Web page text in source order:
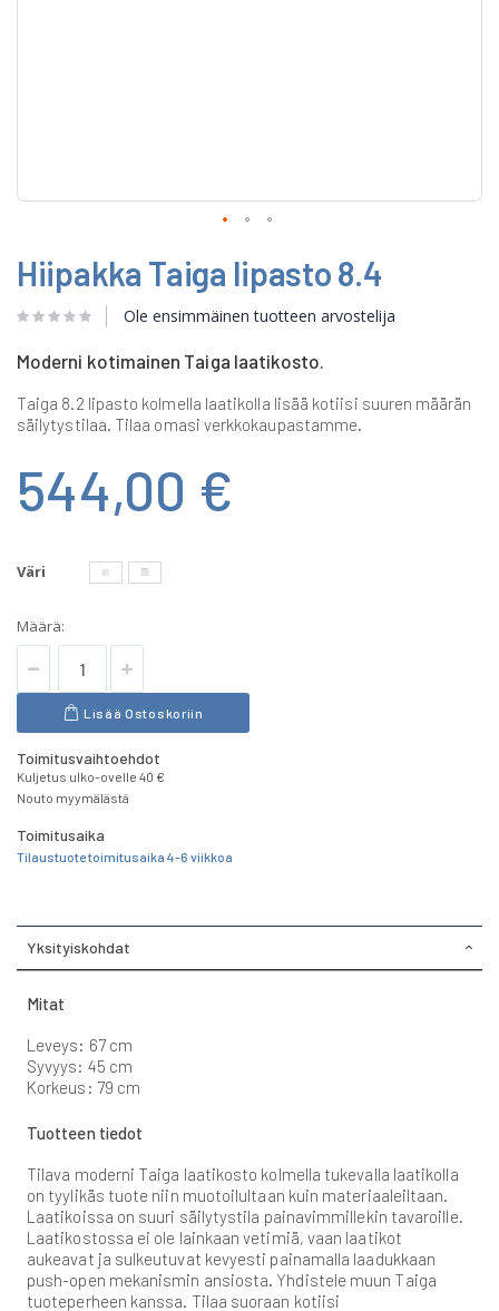
to
the
beginning
of
images
Hiipakka Taiga lipasto 8.4
Ole ensimmäinen tuotteen arvostelija
Moderni kotimainen Taiga laatikosto.
Taiga 8.2 lipasto kolmella laatikolla lisää kotiisi suuren määrän
säilytystilaa. Tilaa omasi verkkokaupastamme.
544,00 €
Väri
Määrä:
Lisää Ostoskoriin
Toimitusvaihtoehdot
Kuljetus ulko-ovelle 40 €
Nouto myymälästä
Toimitusaika
Tilaustuote toimitusaika 4-6 viikkoa
Yksityiskohdat
Mitat
Leveys: 67 cm
Syvyys: 45 cm
Korkeus: 79 cm
Tuotteen tiedot
Tilava moderni Taiga laatikosto kolmella tukevalla laatikolla
on tyylikäs tuote niin muotoilultaan kuin materiaaleiltaan.
Laatikoissa on suuri säilytystila painavimmillekin tavaroille.
Laatikostossa ei ole lainkaan vetimiä, vaan laatikot
aukeavat ja sulkeutuvat kevyesti painamalla laadukkaan
push-open mekanismin ansiosta. Yhdistele muun Taiga
tuoteperheen kanssa. Tilaa suoraan kotiisi